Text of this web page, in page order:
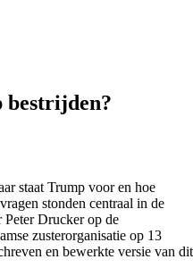
bestrijden?
staat Trump voor en hoe
stonden centraal in de
Peter Drucker op de
zusterorganisatie op 13
en bewerkte versie van dit